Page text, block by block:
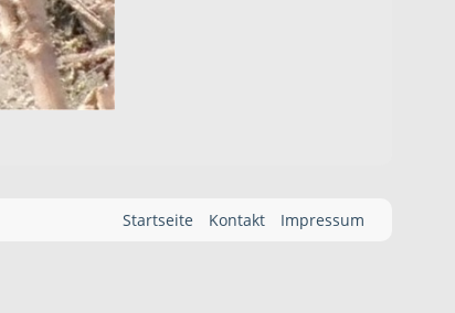
Startseite Kontakt Impressum